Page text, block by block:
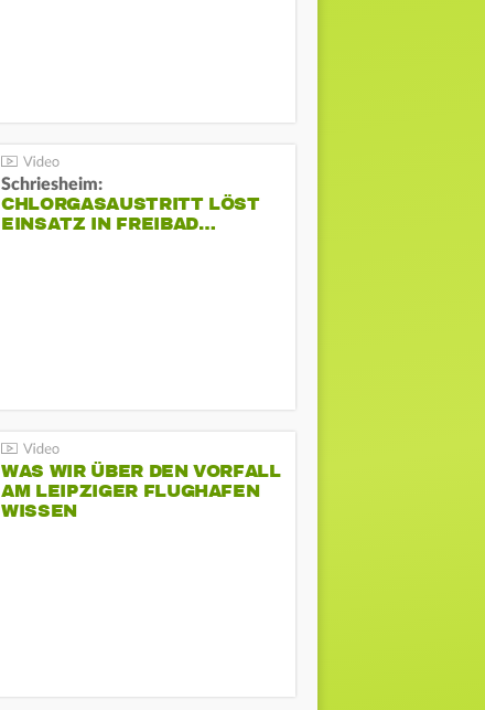
Schriesheim:
CHLORGASAUSTRITT LÖST
EINSATZ IN FREIBAD…
WAS WIR ÜBER DEN VORFALL
AM LEIPZIGER FLUGHAFEN
WISSEN